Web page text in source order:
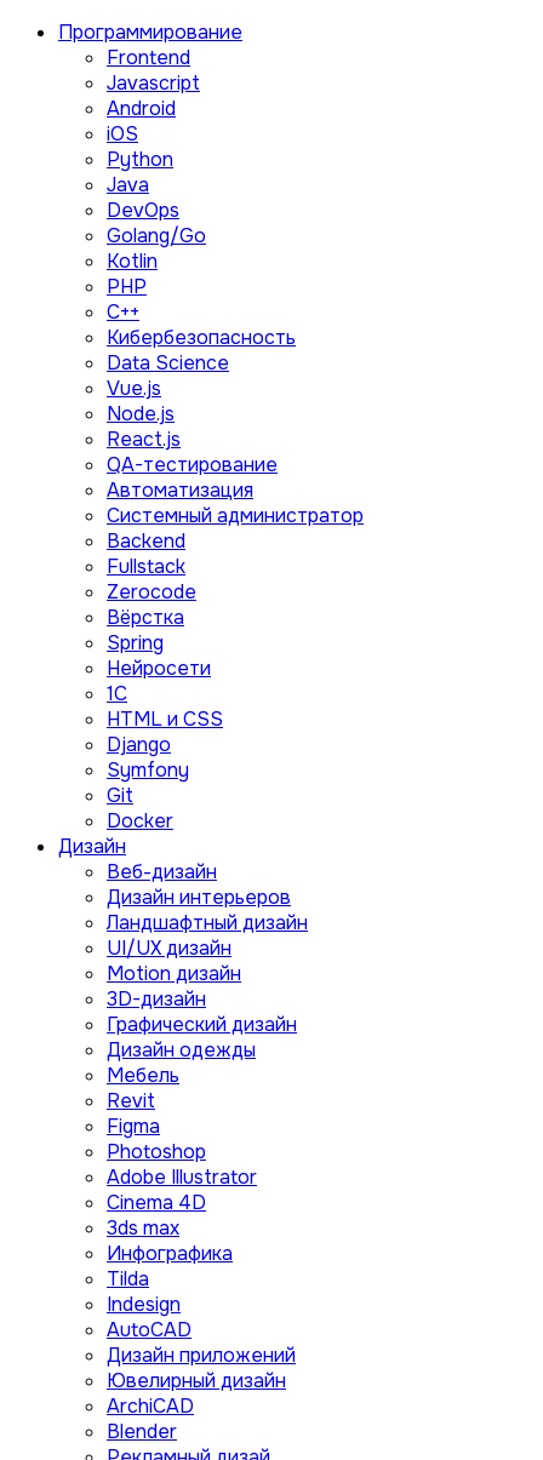
Программирование
Frontend
Javascript
Android
iOS
Python
Java
DevOps
Golang/Go
Kotlin
PHP
C++
Кибербезопасность
Data Science
Vue.js
Node.js
React.js
QA-тестирование
Автоматизация
Системный администратор
Backend
Fullstack
Zerocode
Вёрстка
Spring
Нейросети
1C
HTML и CSS
Django
Symfony
Git
Docker
Дизайн
Веб-дизайн
Дизайн интерьеров
Ландшафтный дизайн
UI/UX дизайн
Motion дизайн
3D-дизайн
Графический дизайн
Дизайн одежды
Мебель
Revit
Figma
Photoshop
Adobe Illustrator
Сinema 4D
3ds max
Инфографика
Tilda
Indesign
AutoCAD
Дизайн приложений
Ювелирный дизайн
ArchiCAD
Blender